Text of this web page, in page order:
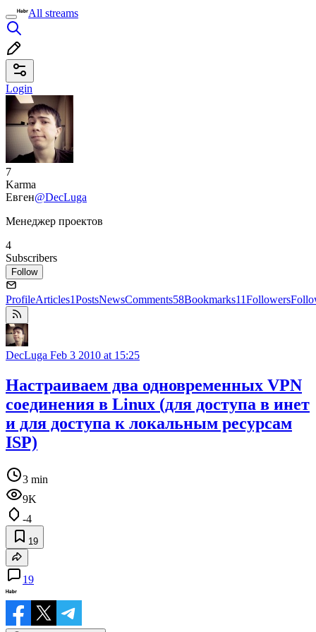
All streams
Login
7
Karma
Евген@DecLuga
Менеджер проектов
4
Subscribers
Follow
ProfileArticles1PostsNewsComments58Bookmarks11Followers
DecLuga Feb 3 2010 at 15:25
Настраиваем два одновременных VPN
соединения в Linux (для доступа в инет
и для доступа к локальным ресурсам
ISP)
3 min
9K
-4
19
19